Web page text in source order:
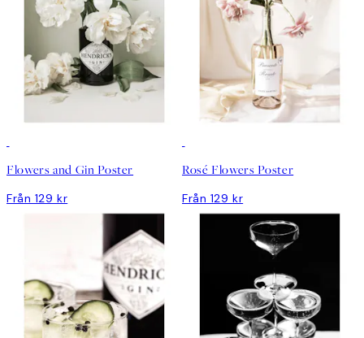
Flowers and Gin Poster
Från 129 kr
Rosé Flowers Poster
Från 129 kr